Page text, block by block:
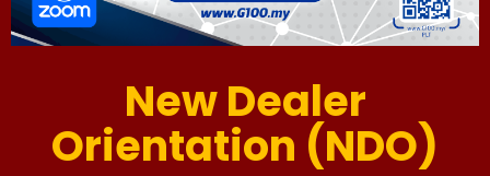
New Dealer
Orientation (NDO)